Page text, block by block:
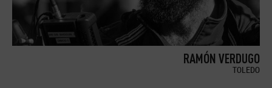
RAMÓN VERDUGO
TOLEDO